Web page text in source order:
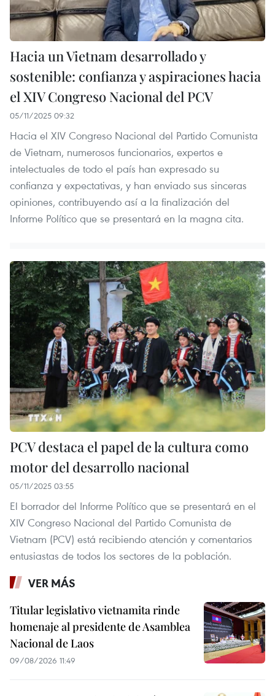
Hacia un Vietnam desarrollado y
sostenible: confianza y aspiraciones hacia
el XIV Congreso Nacional del PCV
05/11/2025 09:32
Hacia el XIV Congreso Nacional del Partido Comunista
de Vietnam, numerosos funcionarios, expertos e
intelectuales de todo el país han expresado su
confianza y expectativas, y han enviado sus sinceras
opiniones, contribuyendo así a la finalización del
Informe Político que se presentará en la magna cita.
PCV destaca el papel de la cultura como
motor del desarrollo nacional
05/11/2025 03:55
El borrador del Informe Político que se presentará en el
XIV Congreso Nacional del Partido Comunista de
Vietnam (PCV) está recibiendo atención y comentarios
entusiastas de todos los sectores de la población.
VER MÁS
Titular legislativo vietnamita rinde
homenaje al presidente de Asamblea
Nacional de Laos
09/08/2026 11:49